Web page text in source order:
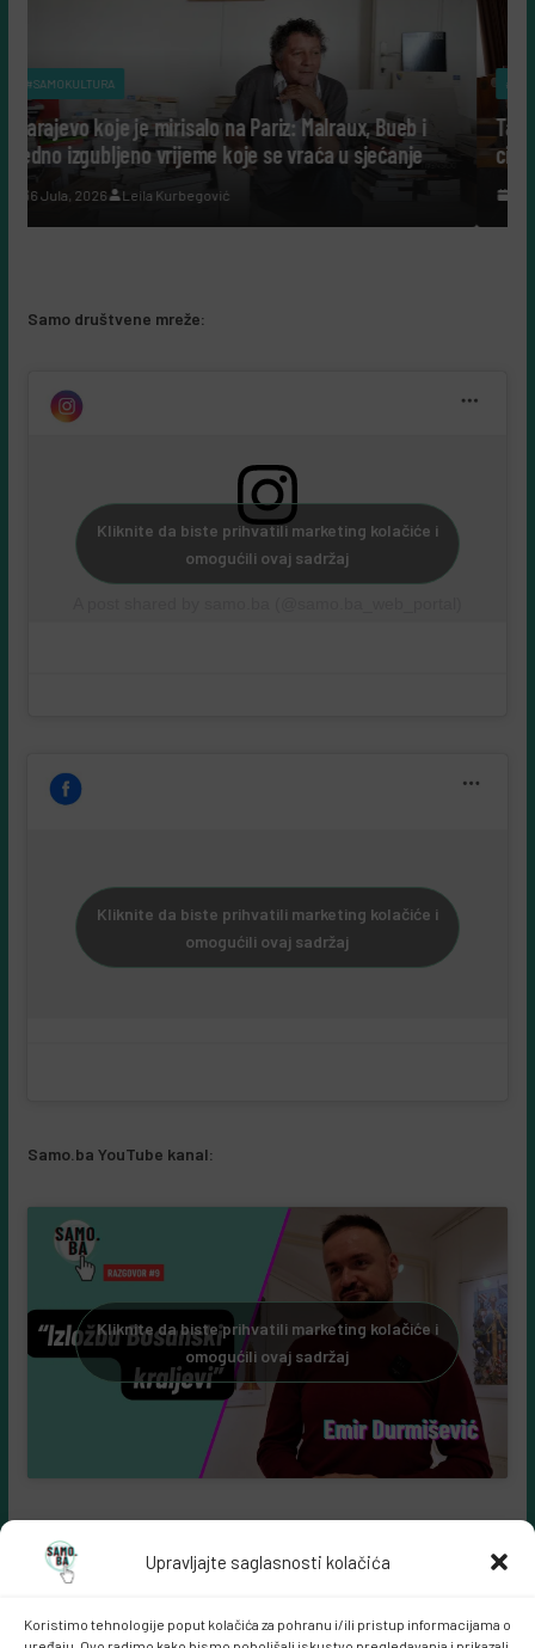
Upravljajte saglasnosti kolačića
Koristimo tehnologije poput kolačića za pohranu i/ili pristup informacijama o
Pariz: Malraux, Bueb i
se vraća u sjećanje
#SAMOKULTURA
Tako su govorili: Šta nam
cijeli život posvetili nauci?
Leila Kurbegović
Samo društvene mreže:
Kliknite da biste prihvatili marketing kolačiće i
omogućili ovaj sadržaj
Kliknite da biste prihvatili marketing kolačiće i
omogućili ovaj sadržaj
Samo.ba YouTube kanal:
Kliknite da biste prihvatili marketing kolačiće i
omogućili ovaj sadržaj